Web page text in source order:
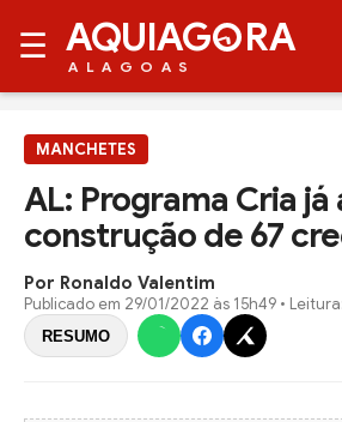
☰ AQUIAG RA
ALAGOAS
MANCHETES
AL: Programa Cria já
construção de 67
Por Ronaldo Valentim
Publicado em 29/01/2022 às 15h49 •
RESUMO